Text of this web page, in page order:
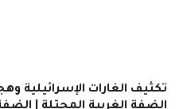
تكثيف الغارات الإسرائيلية